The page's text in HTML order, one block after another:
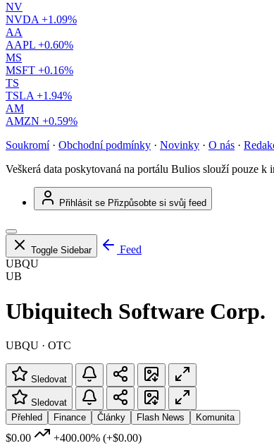
NV
NVDA +1.09%
AA
AAPL +0.60%
MS
MSFT +0.16%
TS
TSLA +1.94%
AM
AMZN +0.59%
Soukromí · Obchodní podmínky · Novinky · O nás ·
Veškerá data poskytovaná na portálu Bulios slouží pouze
Přihlásit se Přizpůsobte si svůj feed
Toggle Sidebar
Feed
UBQU
UB
Ubiquitech Software Corp.
UBQU · OTC
Sledovat
Sledovat
Přehled
Finance Články Flash News Komunita
$0.00 +400.00% (+$0.00)